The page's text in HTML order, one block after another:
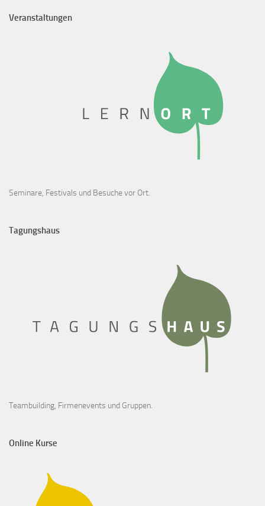
Veranstaltungen
Seminare, Festivals und Besuche vor Ort.
Tagungshaus
Teambuilding, Firmenevents und Gruppen.
Online Kurse